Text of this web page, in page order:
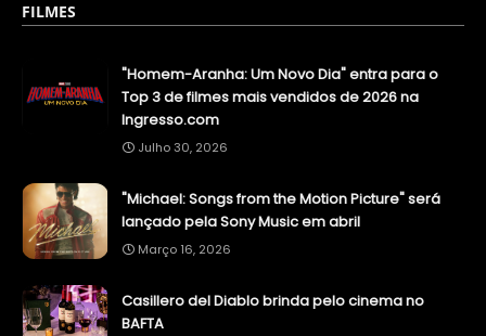
FILMES
"Homem-Aranha: Um Novo Dia" entra para o
Top 3 de filmes mais vendidos de 2026 na
Ingresso.com
Julho 30, 2026
"Michael: Songs from the Motion Picture" será
lançado pela Sony Music em abril
Março 16, 2026
Casillero del Diablo brinda pelo cinema no
BAFTA